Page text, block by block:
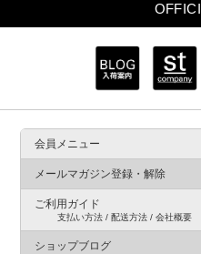
会員メニュー
メールマガジン登録・解除
ご利用ガイド
支払い方法 / 配送方法 / 会社概要
ショップブログ